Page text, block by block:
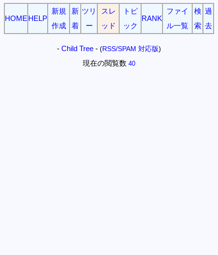
HOME HELP
新規
作成
新
着
ツリ
ー
スレ
ッド
トピ
ック
RANK
ファイ
ル一覧
検
索
過
去
- Child Tree - (RSS/SPAM 対応版)
現在の閲覧数 40